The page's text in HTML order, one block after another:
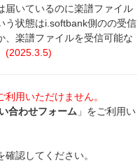
届いているのに楽譜ファイル
う状態はi.softbank側のの受信
、楽譜ファイルを受信可能な
(2025.3.5)
用いただけません。
合わせフォーム 」をご利用い
確認してください。